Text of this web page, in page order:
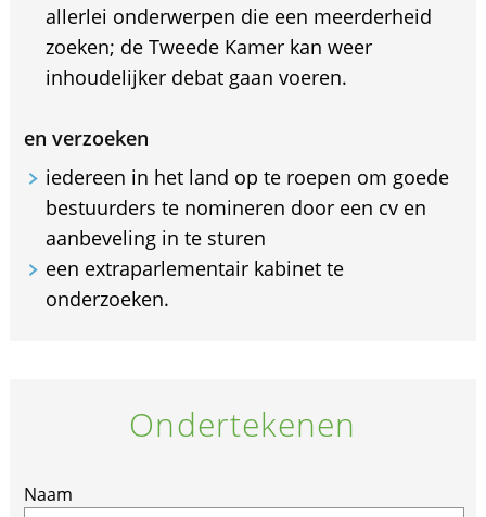
allerlei onderwerpen die een meerderheid
zoeken; de Tweede Kamer kan weer
inhoudelijker debat gaan voeren.
en verzoeken
iedereen in het land op te roepen om goede
bestuurders te nomineren door een cv en
aanbeveling in te sturen
een extraparlementair kabinet te
onderzoeken.
Ondertekenen
If
Naam